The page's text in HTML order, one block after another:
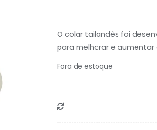
original
era:
R$35,97.
é:
O colar tailandês foi
para melhorar e
Fora de estoque